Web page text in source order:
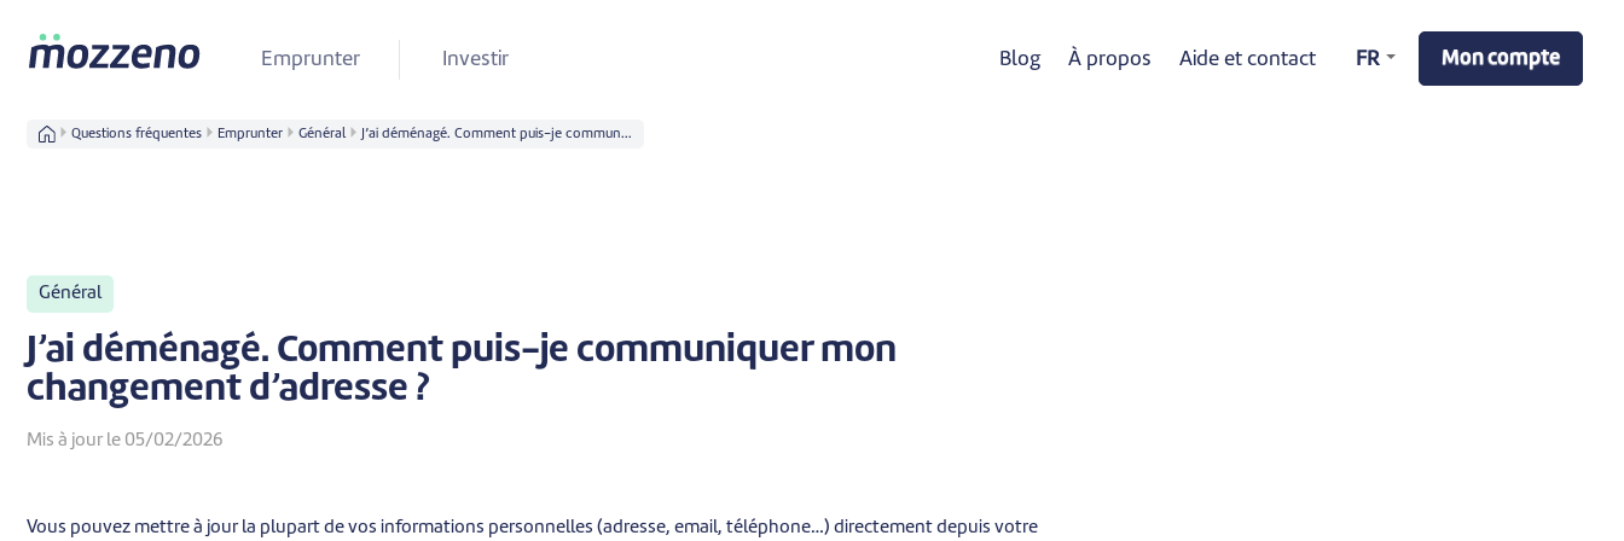
Emprunter Investir Blog À propos Aide et contact FR Mon compte
Questions fréquentes Emprunter Général J’ai déménagé. Comment puis-je commun...
Général
J’ai déménagé. Comment puis-je communiquer mon
changement d’adresse ?
Mis à jour le 05/02/2026
Vous pouvez mettre à jour la plupart de vos informations personnelles (adresse, email, téléphone…) directement depuis votre